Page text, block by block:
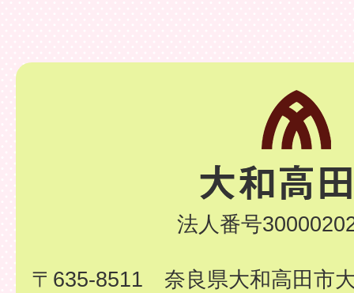
法人番号
〒635-8511 奈良県大和高田市